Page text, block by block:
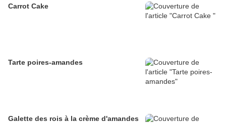
Carrot Cake
Tarte poires-amandes
Galette des rois à la crème d'amandes